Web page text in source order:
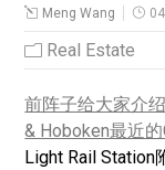
Meng Wang
Real Estate
前阵子给大家介
& Hoboken最近
Light Rail